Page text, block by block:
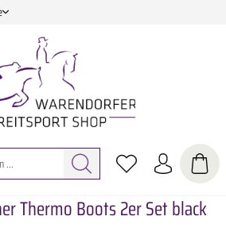
Thermo Boots 2er Set black